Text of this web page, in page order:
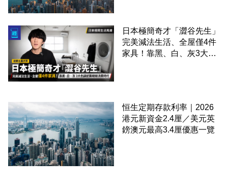
日本極簡奇才「澀谷先生」
完美減法生活、全屋僅4件
家具！靠黑、白、灰3大色
恒生定期存款利率｜2026
港元新資金2.4厘／美元英
鎊澳元最高3.4厘優惠一覽